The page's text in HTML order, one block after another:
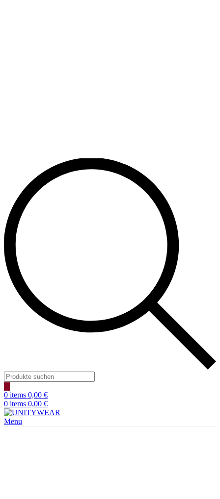
Products
search
0 items 0,00 €
0 items 0,00 €
Menu